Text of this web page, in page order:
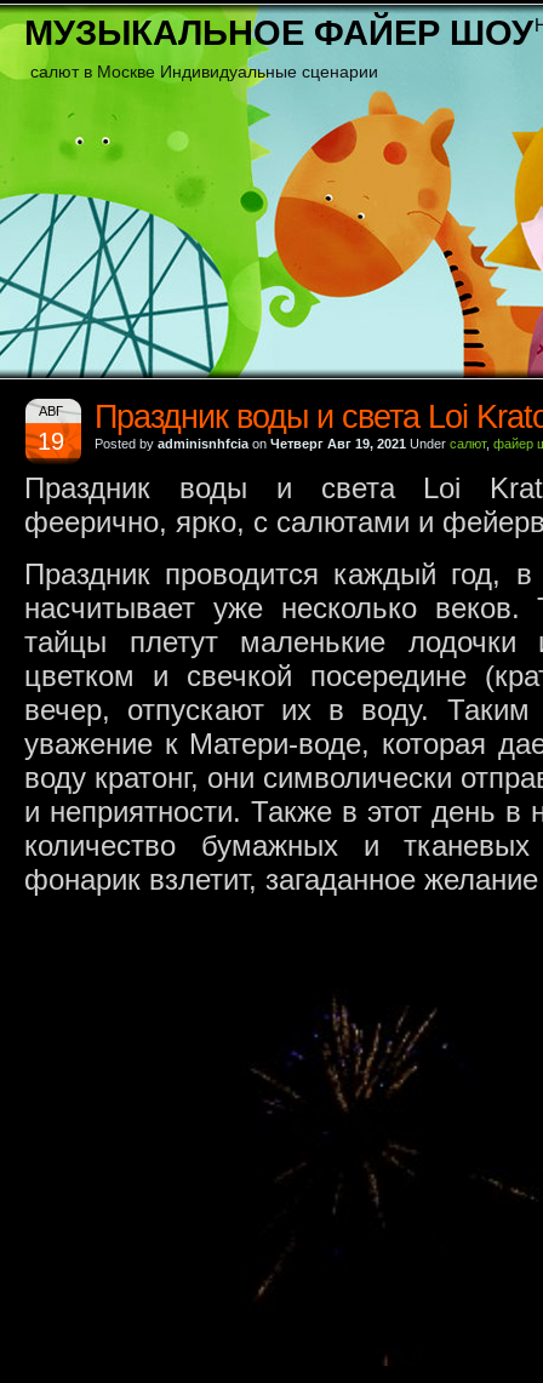
МУЗЫКАЛЬНОЕ ФАЙЕР ШОУ
салют в Москве Индивидуальные сценарии
АВГ
19
Праздник воды и света Loi
Posted by adminisnhfcia on Четверг Авг 19, 2021 Under салют, файер
Праздник воды и света Loi
феерично, ярко, с салютами и
Праздник проводится каждый год,
насчитывает уже несколько
тайцы плетут маленькие
цветком и свечкой посередине
вечер, отпускают их в воду.
уважение к Матери-воде, которая
воду кратонг, они символически
и неприятности. Также в этот день в
количество бумажных и
фонарик взлетит, загаданное